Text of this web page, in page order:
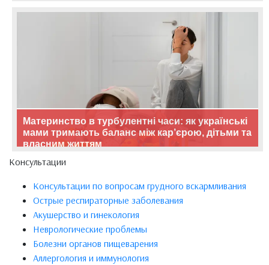
Материнство в турбулентні часи: як українські
мами тримають баланс між кар’єрою, дітьми та
власним життям
Консультации
Консультации по вопросам грудного вскармливания
Острые респираторные заболевания
Акушерство и гинекология
Неврологические проблемы
Болезни органов пищеварения
Аллергология и иммунология